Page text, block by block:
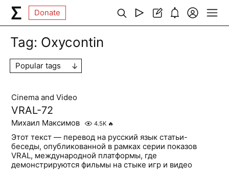
Donate
Tag: Oxycontin
Popular tags
Cinema and Video
VRAL-72
Михаил Максимов 4.5K 🔥
Этот текст — перевод на русский язык статьи-
беседы, опубликованной в рамках серии показов
VRAL, международной платформы, где
демонстрируются фильмы на стыке игр и видео